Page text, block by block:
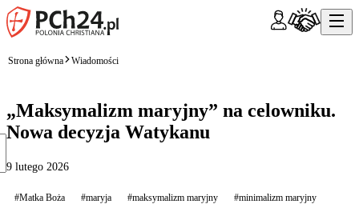
Strona główna Wiadomości
„Maksymalizm maryjny” na celowniku.
Nowa decyzja Watykanu
9 lutego 2026
#Matka Boża #maryja #maksymalizm maryjny #minimalizm maryjny